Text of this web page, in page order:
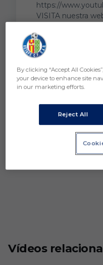
https://
VISITA nuestra
Vídeos
By clicking “Accept All
your device to enhance site
in our marketing efforts.
Reject All